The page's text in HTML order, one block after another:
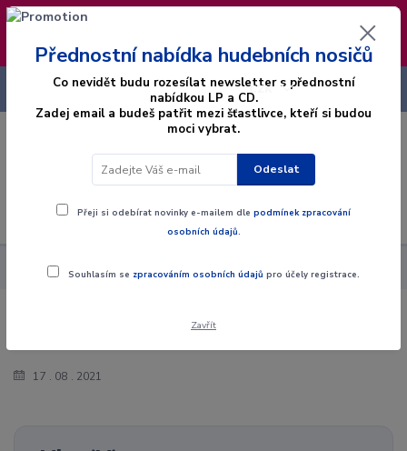
❣️ Od 4.8. do 13.8. čerpám dovolenou. Datum
expedice objednávek se posouvá na pátek
14.8.2026 🐋
Menu
CZK
+420 725 736 293
Blog Hodnocení stavu hudebních nosičů
17 08 2021
Hodnocení stavu hudebních nosičů
Přednostní nabídka hudebních nosičů
Co nevidět budu rozesílat newsletter s přednostní
nabídkou LP a CD.
Zadej email a budeš patřit mezi šťastlivce, kteří si budou
moci vybrat.
Odeslat
Přeji si odebírat novinky e-mailem dle podmínek zpracování
osobních údajů.
Souhlasím se zpracováním osobních údajů pro účely registrace.
Zavřít